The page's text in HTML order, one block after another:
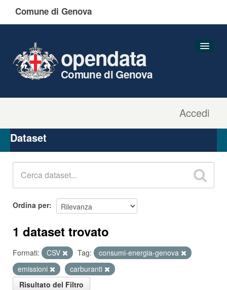
Comune di Genova
Accedi
opendata
Comune di Genova
Organizzazioni
Gruppi
Dataset
Ordina per
1 dataset trovato
Formati: CSV Tag:
consumi-energia-genova
emissioni
carburanti
Risultato del Filtro